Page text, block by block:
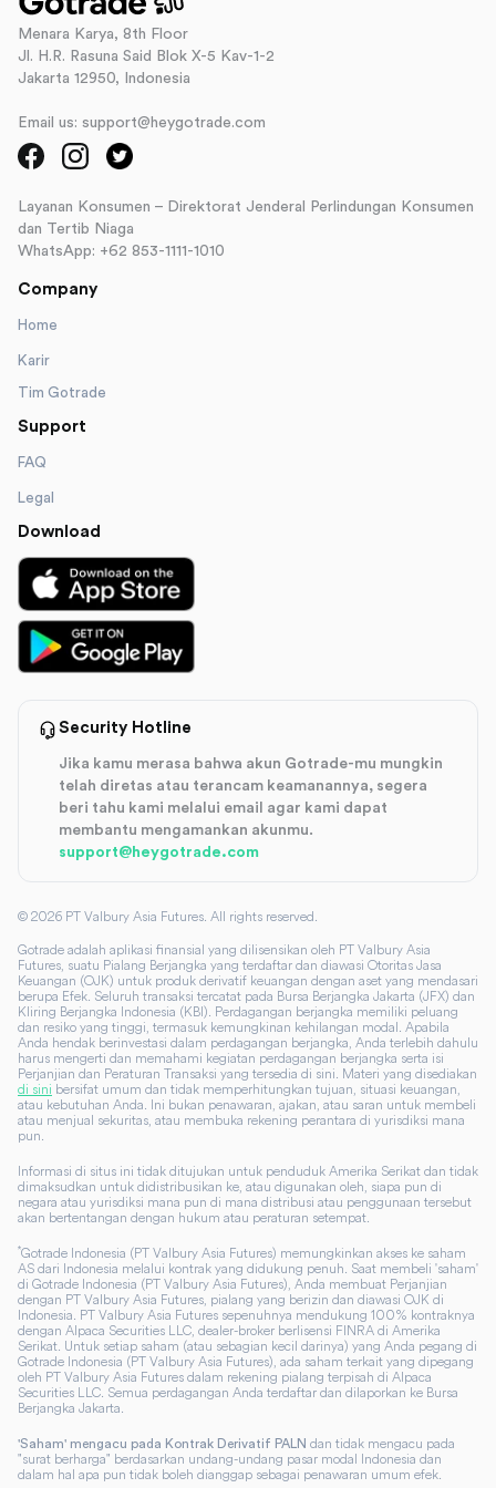
Menara Karya, 8th Floor
Jl. H.R. Rasuna Said Blok X-5 Kav-1-2
Jakarta 12950, Indonesia
Email us: support@heygotrade.com
Layanan Konsumen – Direktorat Jenderal Perlindungan Konsumen
dan Tertib Niaga
WhatsApp: +62 853-1111-1010
Company
Home
Karir
Tim Gotrade
Support
FAQ
Legal
Download
Security Hotline
Jika kamu merasa bahwa akun Gotrade-mu mungkin
telah diretas atau terancam keamanannya, segera
beri tahu kami melalui email agar kami dapat
membantu mengamankan akunmu.
support@heygotrade.com
© 2026 PT Valbury Asia Futures. All rights reserved.
Gotrade adalah aplikasi finansial yang dilisensikan oleh PT Valbury Asia
Futures, suatu Pialang Berjangka yang terdaftar dan diawasi Otoritas Jasa
Keuangan (OJK) untuk produk derivatif keuangan dengan aset yang mendasari
berupa Efek. Seluruh transaksi tercatat pada Bursa Berjangka Jakarta (JFX) dan
Kliring Berjangka Indonesia (KBI). Perdagangan berjangka memiliki peluang
dan resiko yang tinggi, termasuk kemungkinan kehilangan modal. Apabila
Anda hendak berinvestasi dalam perdagangan berjangka, Anda terlebih dahulu
harus mengerti dan memahami kegiatan perdagangan berjangka serta isi
Perjanjian dan Peraturan Transaksi yang tersedia di sini. Materi yang disediakan
di sini bersifat umum dan tidak memperhitungkan tujuan, situasi keuangan,
atau kebutuhan Anda. Ini bukan penawaran, ajakan, atau saran untuk membeli
atau menjual sekuritas, atau membuka rekening perantara di yurisdiksi mana
pun.
Informasi di situs ini tidak ditujukan untuk penduduk Amerika Serikat dan tidak
dimaksudkan untuk didistribusikan ke, atau digunakan oleh, siapa pun di
negara atau yurisdiksi mana pun di mana distribusi atau penggunaan tersebut
akan bertentangan dengan hukum atau peraturan setempat.
*Gotrade Indonesia (PT Valbury Asia Futures) memungkinkan akses ke saham
AS dari Indonesia melalui kontrak yang didukung penuh. Saat membeli 'saham'
di Gotrade Indonesia (PT Valbury Asia Futures), Anda membuat Perjanjian
dengan PT Valbury Asia Futures, pialang yang berizin dan diawasi OJK di
Indonesia. PT Valbury Asia Futures sepenuhnya mendukung 100% kontraknya
dengan Alpaca Securities LLC, dealer-broker berlisensi FINRA di Amerika
Serikat. Untuk setiap saham (atau sebagian kecil darinya) yang Anda pegang di
Gotrade Indonesia (PT Valbury Asia Futures), ada saham terkait yang dipegang
oleh PT Valbury Asia Futures dalam rekening pialang terpisah di Alpaca
Securities LLC. Semua perdagangan Anda terdaftar dan dilaporkan ke Bursa
Berjangka Jakarta.
'Saham' mengacu pada Kontrak Derivatif PALN dan tidak mengacu pada
"surat berharga" berdasarkan undang-undang pasar modal Indonesia dan
dalam hal apa pun tidak boleh dianggap sebagai penawaran umum efek.